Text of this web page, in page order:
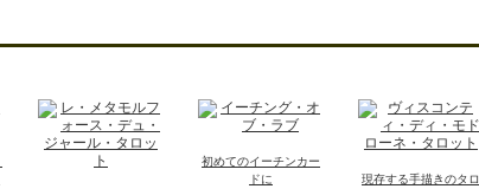
初めてのイーチンカー
ドに
現存する手描きのタロ